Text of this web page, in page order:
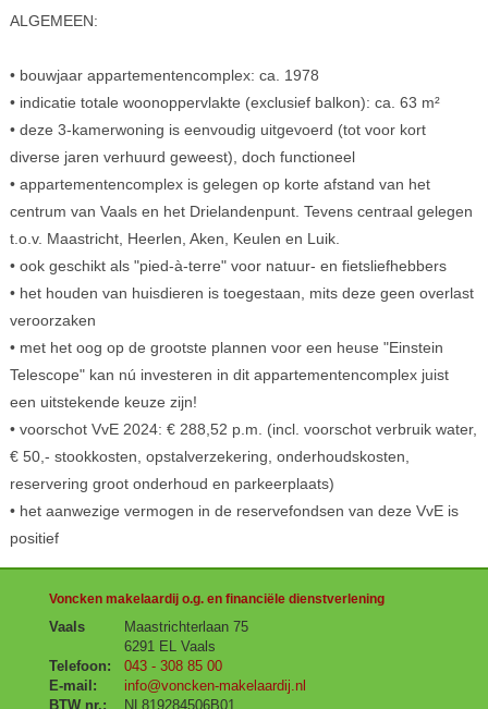
ALGEMEEN:
• bouwjaar appartementencomplex: ca. 1978
• indicatie totale woonoppervlakte (exclusief balkon): ca. 63 m²
• deze 3-kamerwoning is eenvoudig uitgevoerd (tot voor kort
diverse jaren verhuurd geweest), doch functioneel
• appartementencomplex is gelegen op korte afstand van het
centrum van Vaals en het Drielandenpunt. Tevens centraal gelegen
t.o.v. Maastricht, Heerlen, Aken, Keulen en Luik.
• ook geschikt als "pied-à-terre" voor natuur- en fietsliefhebbers
• het houden van huisdieren is toegestaan, mits deze geen overlast
veroorzaken
• met het oog op de grootste plannen voor een heuse "Einstein
Telescope" kan nú investeren in dit appartementencomplex juist
een uitstekende keuze zijn!
• voorschot VvE 2024: € 288,52 p.m. (incl. voorschot verbruik water,
€ 50,- stookkosten, opstalverzekering, onderhoudskosten,
reservering groot onderhoud en parkeerplaats)
• het aanwezige vermogen in de reservefondsen van deze VvE is
positief
Voncken makelaardij o.g. en financiële dienstverlening
Vaals
Maastrichterlaan 75
6291 EL Vaals
Telefoon: 043 - 308 85 00
E-mail:
info@voncken-makelaardij.nl
BTW nr.:
NL819284506B01